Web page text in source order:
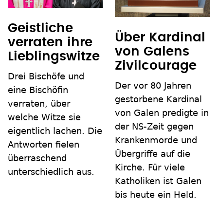
Geistliche
verraten ihre
Lieblingswitze
Drei Bischöfe und
eine Bischöfin
verraten, über
welche Witze sie
eigentlich lachen. Die
Antworten fielen
überraschend
unterschiedlich aus.
Über Kardinal
von Galens
Zivilcourage
Der vor 80 Jahren
gestorbene Kardinal
von Galen predigte in
der NS-Zeit gegen
Krankenmorde und
Übergriffe auf die
Kirche. Für viele
Katholiken ist Galen
bis heute ein Held.